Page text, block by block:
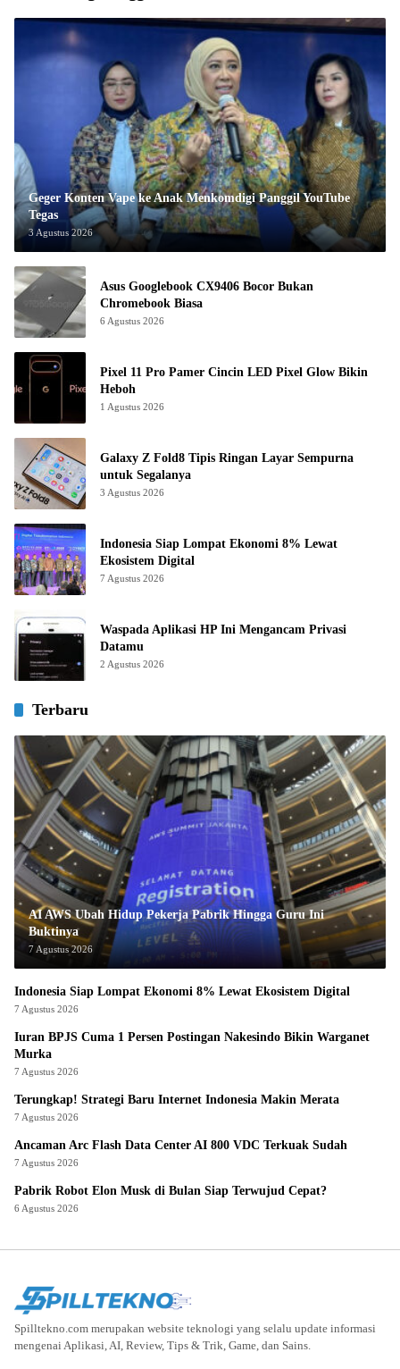
Geger Konten Vape ke Anak Menkomdigi Panggil YouTube
Tegas
3 Agustus 2026
Asus Googlebook CX9406 Bocor Bukan
Chromebook Biasa
6 Agustus 2026
Pixel 11 Pro Pamer Cincin LED Pixel Glow Bikin
Heboh
1 Agustus 2026
Galaxy Z Fold8 Tipis Ringan Layar Sempurna
untuk Segalanya
3 Agustus 2026
Indonesia Siap Lompat Ekonomi 8% Lewat
Ekosistem Digital
7 Agustus 2026
Waspada Aplikasi HP Ini Mengancam Privasi
Datamu
2 Agustus 2026
Terbaru
AI AWS Ubah Hidup Pekerja Pabrik Hingga Guru Ini
Buktinya
7 Agustus 2026
Indonesia Siap Lompat Ekonomi 8% Lewat Ekosistem Digital
7 Agustus 2026
Iuran BPJS Cuma 1 Persen Postingan Nakesindo Bikin Warganet
Murka
7 Agustus 2026
Terungkap! Strategi Baru Internet Indonesia Makin Merata
7 Agustus 2026
Ancaman Arc Flash Data Center AI 800 VDC Terkuak Sudah
7 Agustus 2026
Pabrik Robot Elon Musk di Bulan Siap Terwujud Cepat?
6 Agustus 2026
Spilltekno.com merupakan website teknologi yang selalu update informasi
mengenai Aplikasi, AI, Review, Tips & Trik, Game, dan Sains.